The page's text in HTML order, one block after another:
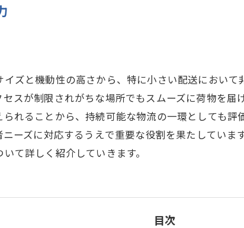
ズと機動性の高さから、特に小さい配送におい
スが制限されがちな場所でもスムーズに荷物を
れることから、持続可能な物流の一環としても
ニーズに対応するうえで重要な役割を果たしてい
て詳しく紹介していきます。
目次